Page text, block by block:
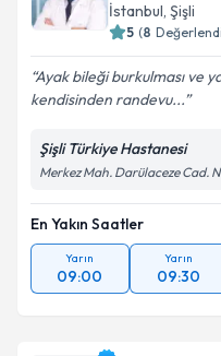
İstanbul, Şişli
5 (8
Ayak bileği burkulması ve
kendisinden randevu...
Şişli Türkiye Hastanesi
Merkez Mah. Darülaceze Cad.
En Yakın Saatler
Yarın
09:00
Yarın
09:30